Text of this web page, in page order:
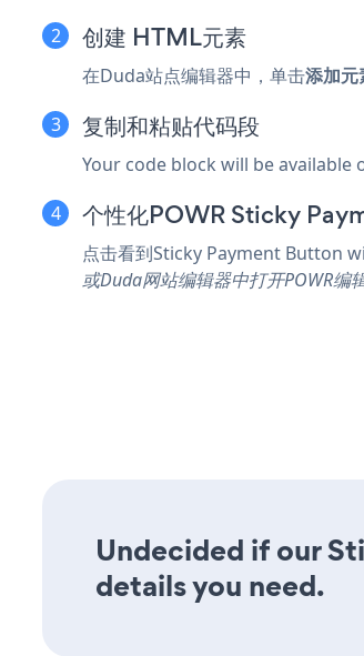
创建 HTML元素
在Duda站点编辑器中，单击添加元
复制和粘贴代码段
Your code block will be available
个性化POWR Sticky
点击看到Sticky Payment Button
或Duda网站编辑器中打开POWR编辑
Undecided if our
details you need.